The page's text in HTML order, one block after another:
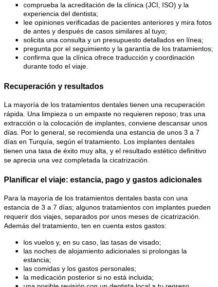
comprueba la acreditación de la clínica (JCI, ISO) y la
experiencia del dentista;
lee opiniones verificadas de pacientes anteriores y mira fotos
de antes y después de casos similares al tuyo;
solicita una consulta y un presupuesto detallados en línea;
pregunta por el seguimiento y la garantía de los tratamientos;
confirma que la clínica ofrece traducción y coordinación
durante todo el viaje.
Recuperación y resultados
La mayoría de los tratamientos dentales tienen una recuperación
rápida. Una limpieza o un empaste no requieren reposo; tras una
extracción o la colocación de implantes, conviene descansar unos
días. Por lo general, se recomienda una estancia de unos 3 a 7
días en Turquía, según el tratamiento. Los implantes dentales
tienen una tasa de éxito muy alta, y el resultado estético definitivo
se aprecia una vez completada la cicatrización.
Planificar el viaje: estancia, pago y gastos adicionales
Para la mayoría de los tratamientos dentales basta con una
estancia de 3 a 7 días; algunos tratamientos con implantes pueden
requerir dos viajes, separados por unos meses de cicatrización.
Además del tratamiento, ten en cuenta estos gastos:
los vuelos y, en su caso, las tasas de visado;
las noches de alojamiento adicionales si prolongas la
estancia;
las comidas y los gastos personales;
la medicación posterior si no está incluida;